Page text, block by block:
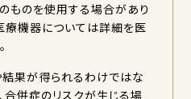
ものを使用する場合があり
療機器については詳細を医
果が得られるわけではな
合併症のリスクが生じる場